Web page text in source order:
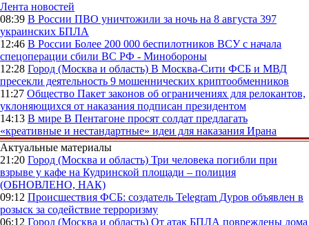
Лента новостей
08:39 В России ПВО уничтожили за ночь на 8 августа 397
украинских БПЛА
12:46 В России Более 200 000 беспилотников ВСУ с начала
спецоперации сбили ВС РФ - Минобороны
12:28 Город (Москва и область) В Москва-Сити ФСБ и МВД
пресекли деятельность 9 мошеннических криптообменников
11:27 Общество Пакет законов об ограничениях для релокантов,
уклоняющихся от наказания подписан президентом
14:13 В мире В Пентагоне просят солдат предлагать
«креативные и нестандартные» идеи для наказания Ирана
Актуальные материалы
21:20 Город (Москва и область) Три человека погибли при
взрыве у кафе на Кудринской площади – полиция
(ОБНОВЛЕНО, НАК)
09:12 Происшествия ФСБ: создатель Telegram Дуров объявлен в
розыск за содействие терроризму
06:12 Город (Москва и область) От атак БПЛА повреждены дома